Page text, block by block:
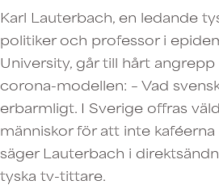
Karl Lauterbach, en ledande
politiker och professor i
University, går till hårt
corona-modellen: – Vad
erbarmligt. I Sverige offras
människor för att inte
säger Lauterbach i
tyska tv-tittare.